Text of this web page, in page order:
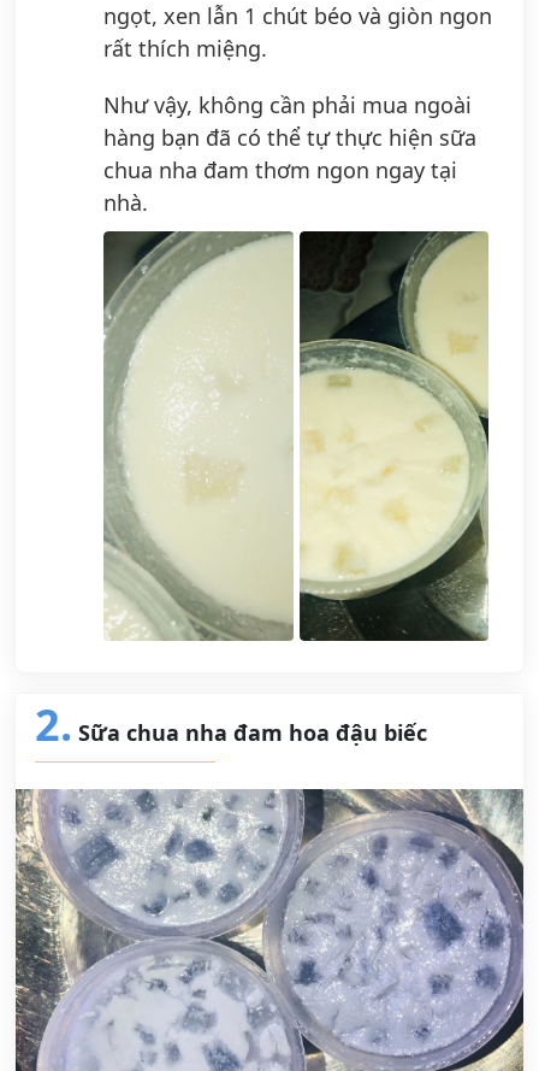
ngọt, xen lẫn 1 chút béo và giòn ngon
rất thích miệng.
Như vậy, không cần phải mua ngoài
hàng bạn đã có thể tự thực hiện sữa
chua nha đam thơm ngon ngay tại
nhà.
2. Sữa chua nha đam hoa đậu biếc